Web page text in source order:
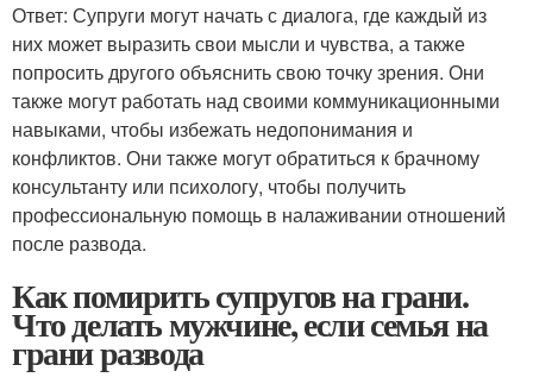
Ответ: Супруги могут начать с диалога, где каждый из
них может выразить свои мысли и чувства, а также
попросить другого объяснить свою точку зрения. Они
также могут работать над своими коммуникационными
навыками, чтобы избежать недопонимания и
конфликтов. Они также могут обратиться к брачному
консультанту или психологу, чтобы получить
профессиональную помощь в налаживании отношений
после развода.
Как помирить супругов на грани.
Что делать мужчине, если семья на
грани развода